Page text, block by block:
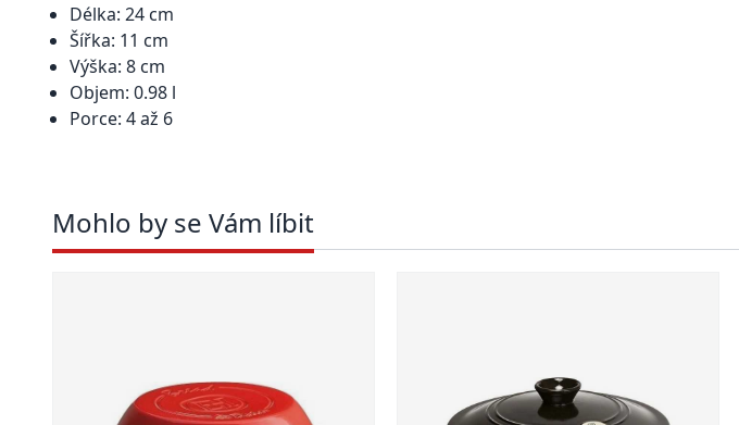
Délka: 24 cm
Šířka: 11 cm
Výška: 8 cm
Objem: 0.98 l
Porce: 4 až 6
Mohlo by se Vám líbit